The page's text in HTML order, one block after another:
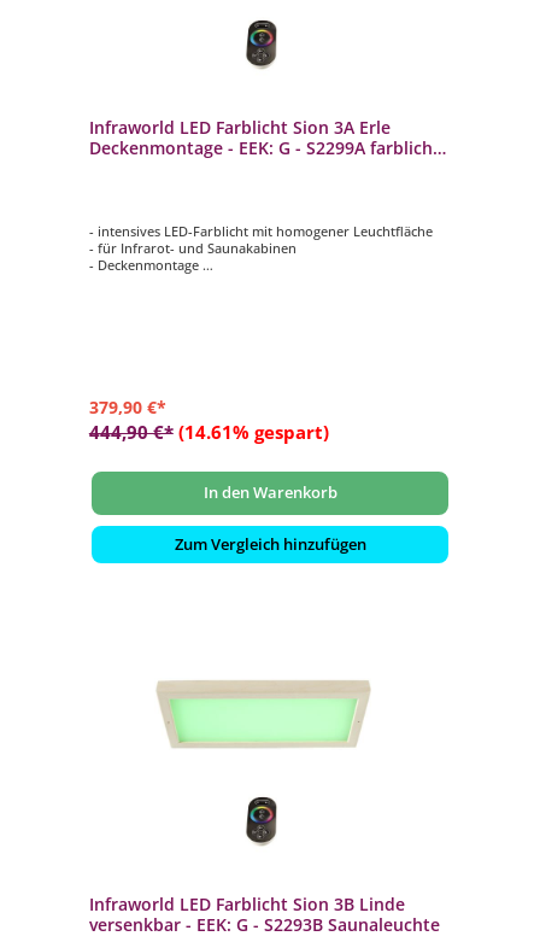
Infraworld LED Farblicht Sion 3A Erle
Deckenmontage - EEK: G - S2299A farblicht
- intensives LED-Farblicht mit homogener Leuchtfläche
- für Infrarot- und Saunakabinen
- Deckenmontage
379,90 €*
444,90 €* (14.61% gespart)
In den Warenkorb
Zum Vergleich hinzufügen
Infraworld LED Farblicht Sion 3B Linde
versenkbar - EEK: G - S2293B Saunaleuchte